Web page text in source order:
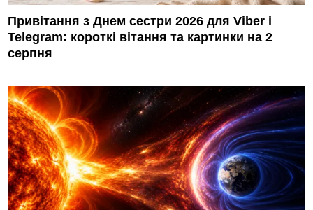
Привітання з Днем сестри 2026 для Viber і
Telegram: короткі вітання та картинки на 2
серпня